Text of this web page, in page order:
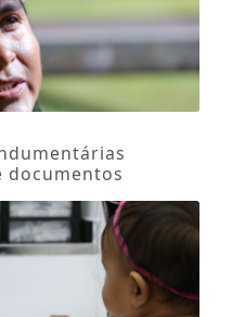
documentos